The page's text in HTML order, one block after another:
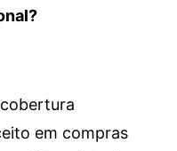
em compras